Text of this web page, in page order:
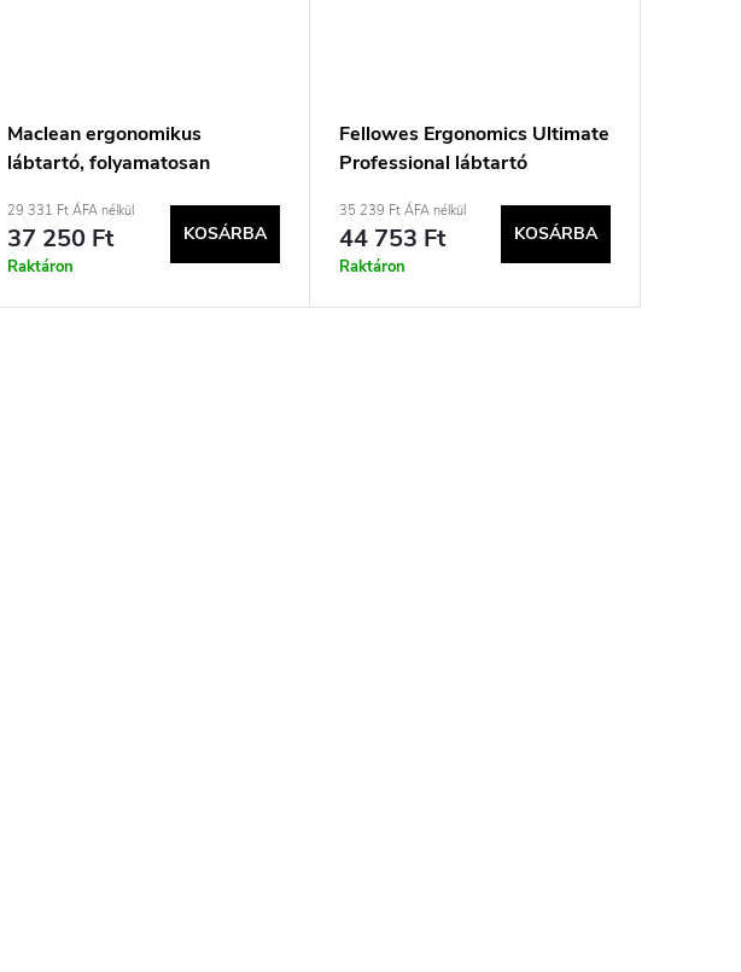
Maclean ergonomikus
lábtartó, folyamatosan
párna, MC-460
29 331 Ft ÁFA nélkül
37 250 Ft
Raktáron
KOSÁRBA
Fellowes Ergonomics Ultimate
Professional lábtartó
35 239 Ft ÁFA nélkül
44 753 Ft
Raktáron
KOSÁRBA